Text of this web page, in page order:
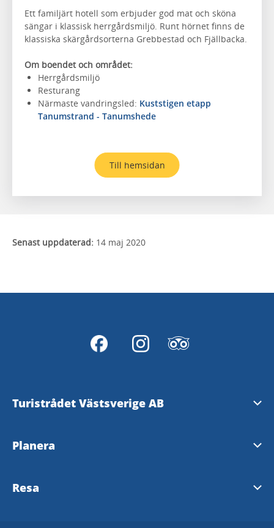
Ett familjärt hotell som erbjuder god mat och sköna
sängar i klassisk herrgårdsmiljö. Runt hörnet finns de
klassiska skärgårdsorterna Grebbestad och Fjällbacka.
Om boendet och området:
Herrgårdsmiljö
Resturang
Närmaste vandringsled: Kuststigen etapp
Tanumstrand - Tanumshede
Till hemsidan
Senast uppdaterad: 14 maj 2020
Turistrådet Västsverige AB
Tipsa om evenemang
Planera
Nyhetsbrev från Västsverige
Resa